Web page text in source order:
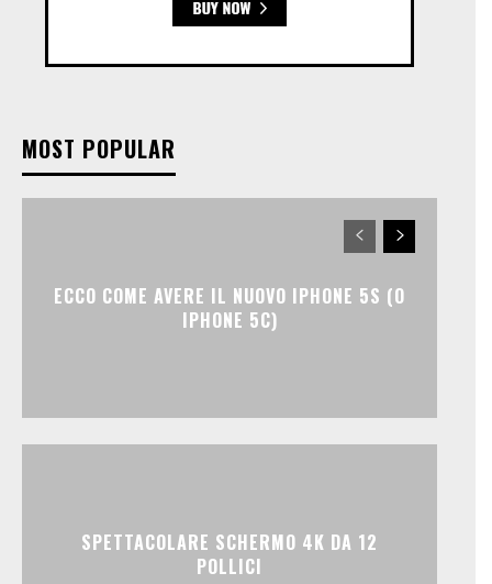
MOST POPULAR
ECCO COME AVERE IL NUOVO IPHONE 5S (O
IPHONE 5C)
SPETTACOLARE SCHERMO 4K DA 12
POLLICI